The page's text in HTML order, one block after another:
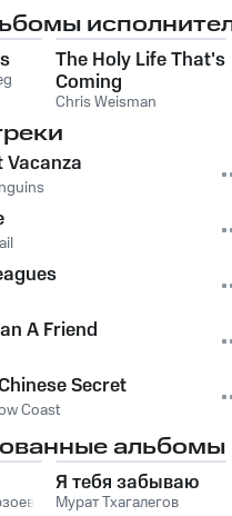
The Holy Life That's
Coming
Chris Weisman
Vacanza
A Friend
Secret
Coast
альбомы
Я тебя забываю
Мурат Тхагалегов